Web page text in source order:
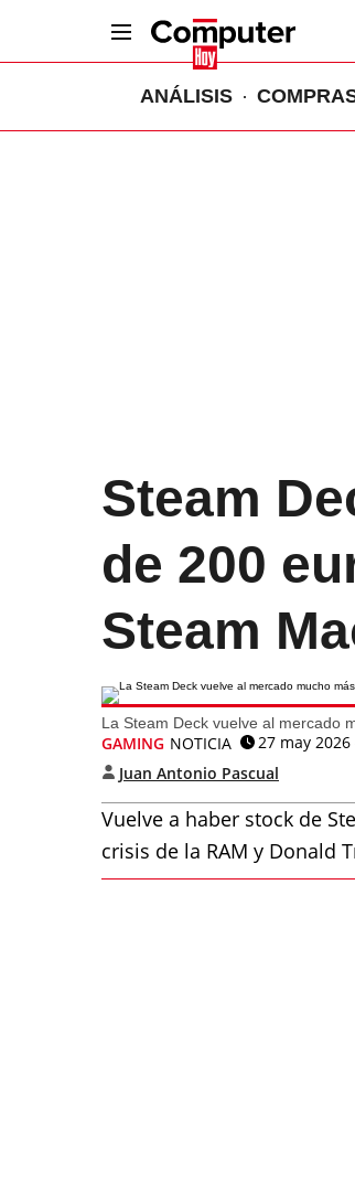
ANÁLISIS
Steam
de 200
Steam
La Steam Deck vuelve al mercado
GAMING NOTICIA
27 may 2026
Juan Antonio Pascual
Vuelve a haber stock de
crisis de la RAM y Donald